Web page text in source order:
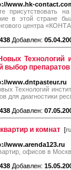
www.hk-
присутствовать
в этой стране
центра
438 Добавлен:
Технологий
выбор препаратов
www.dntpasteur.ru
Технологий
для диагностики
438 Добавлен:
и комнат [ru
www.arenda123.ru
офисов в
438 Добавлен: